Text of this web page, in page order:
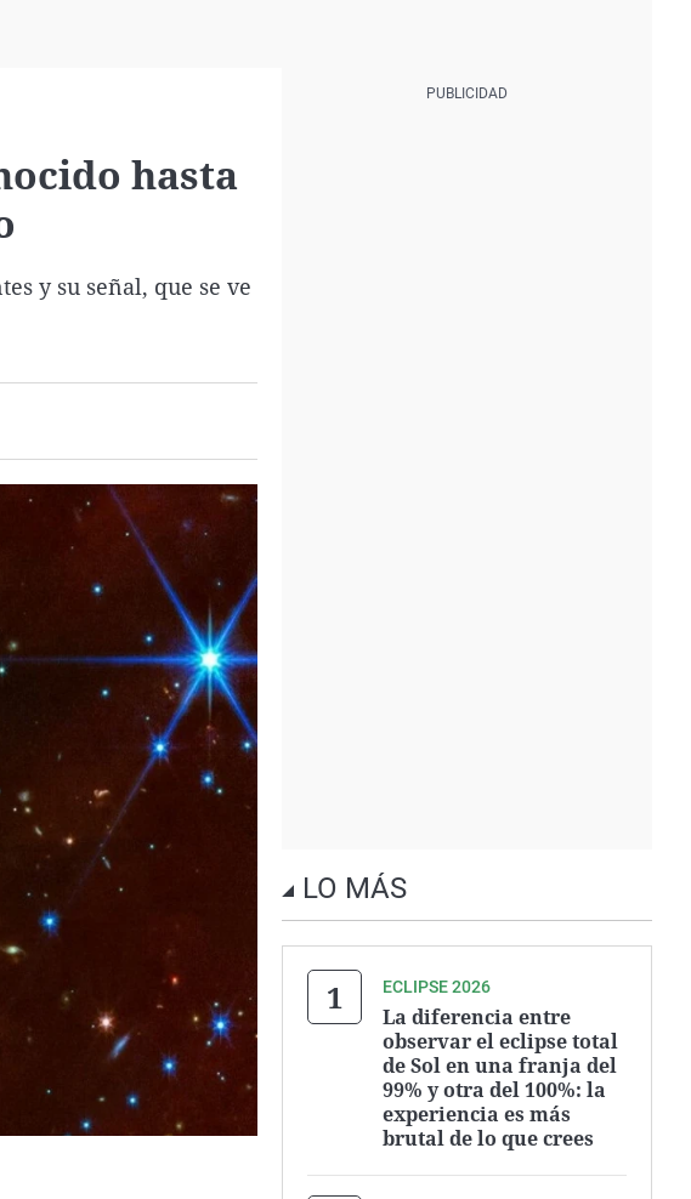
hasta
y su señal, que se ve
LO MÁS
ECLIPSE 2026
La diferencia entre
observar el eclipse total
de Sol en una franja del
99% y otra del 100%: la
experiencia es más
brutal de lo que crees